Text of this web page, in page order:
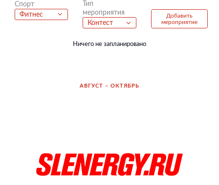
Спорт
Фитнес
Тип
мероприятия
Контест
Добавить
мероприятие
Ничего не запланировано
АВГУСТ – ОКТЯБРЬ